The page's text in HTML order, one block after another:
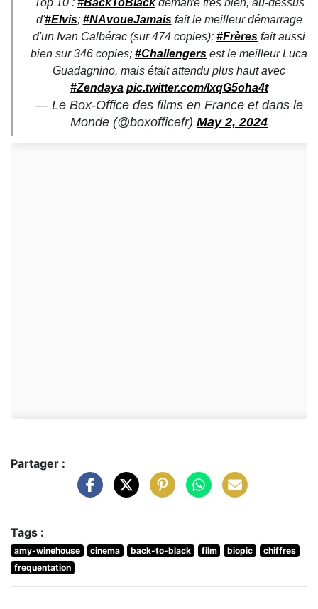
Top 10 : #BackToBlackdémarre très bien, au-dessus
d'#Elvis; #NAvoueJamaisfait le meilleur démarrage
d'un Ivan Calbérac (sur 474 copies); #Frères fait aussi
bien sur 346 copies; #Challengers est le meilleur Luca
Guadagnino, mais était attendu plus haut avec
#Zendaya pic.twitter.com/IxqG5oha4t
— Le Box-Office des films en France et dans le
Monde (@boxofficefr) May 2, 2024
Partager :
Tags :
amy-winehouse cinema back-to-black film biopic
chiffres
frequentation